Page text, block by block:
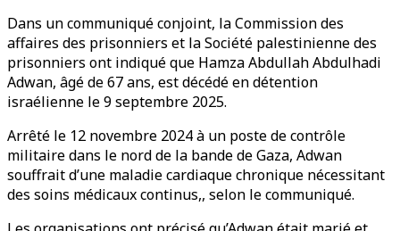
Dans un communiqué conjoint, la Commission des
affaires des prisonniers et la Société palestinienne des
prisonniers ont indiqué que Hamza Abdullah Abdulhadi
Adwan, âgé de 67 ans, est décédé en détention
israélienne le 9 septembre 2025.
Arrêté le 12 novembre 2024 à un poste de contrôle
militaire dans le nord de la bande de Gaza, Adwan
souffrait d’une maladie cardiaque chronique nécessitant
des soins médicaux continus,, selon le communiqué.